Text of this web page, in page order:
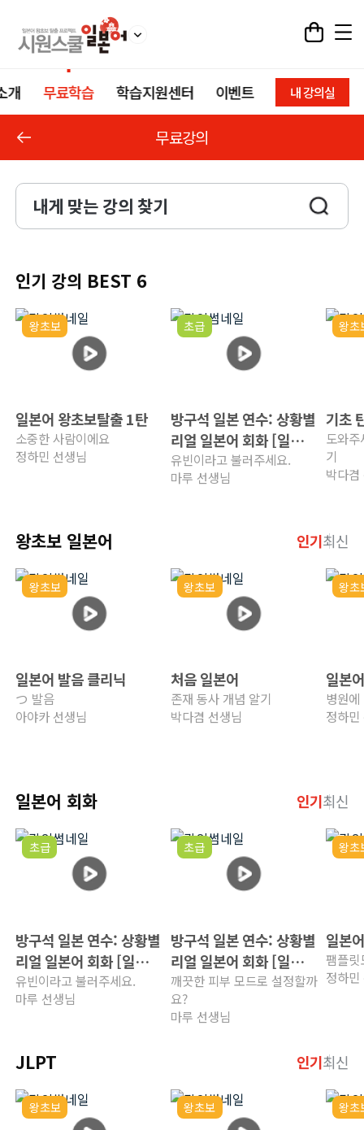
개 무료학습 학습지원센터 이벤트 내 강의실
무료강의
내게 맞는 강의 찾기
인기 강의 BEST 6
왕초보
일본어 왕초보탈출 1탄
소중한 사람이에요
정하민 선생님
초급
방구석 일본 연수: 상황별
리얼 일본어 회화 [일본
친구 사귀기편]
유빈이라고 불러주세요.
마루 선생님
왕초
기초
도와
기
박다겸
왕초보 일본어 인기최신
왕초보
일본어 발음 클리닉
つ 발음
아야카 선생님
왕초보
처음 일본어
존재 동사 개념 알기
박다겸 선생님
왕초
일본
병원
정하민
일본어 회화 인기최신
초급
방구석 일본 연수: 상황별
리얼 일본어 회화 [일본
친구 사귀기편]
유빈이라고 불러주세요.
마루 선생님
초급
방구석 일본 연수: 상황별
리얼 일본어 회화 [일본
생활 적응기편]
깨끗한 피부 모드로 설정할까
요?
마루 선생님
왕초
일본
팸플릿
정하민
JLPT 인기최신
왕초보 왕초보 왕초